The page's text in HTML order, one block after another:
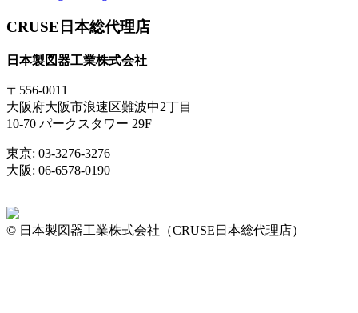
CRUSE日本総代理店
日本製図器工業株式会社
〒556-0011
大阪府大阪市浪速区難波中2丁目
10-70 パークスタワー 29F
東京: 03-3276-3276
大阪: 06-6578-0190
© 日本製図器工業株式会社（CRUSE日本総代理店）